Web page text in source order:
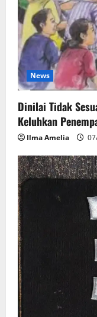
News
Dinilai Tidak
Keluhkan
Ilma Amelia